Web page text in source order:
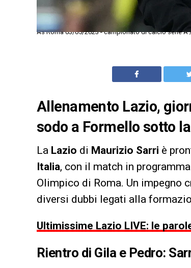
As Roma 03/05/2023 - campionato di calcio serie
Allenamento Lazio,
sodo a Formello sotto
La Lazio di Maurizio Sarri è
Italia, con il match in
Olimpico di Roma. Un impegno
diversi dubbi legati alla
Ultimissime Lazio LIVE: le
Rientro di Gila e Pedro: